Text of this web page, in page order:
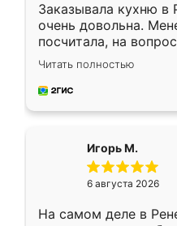
Заказывала кухню в
очень довольна.
посчитала, на
Замерщик приехал в
делу со всей
за день, ребята
Читать полностью
Игорь М.
6 августа 2026
На самом деле в